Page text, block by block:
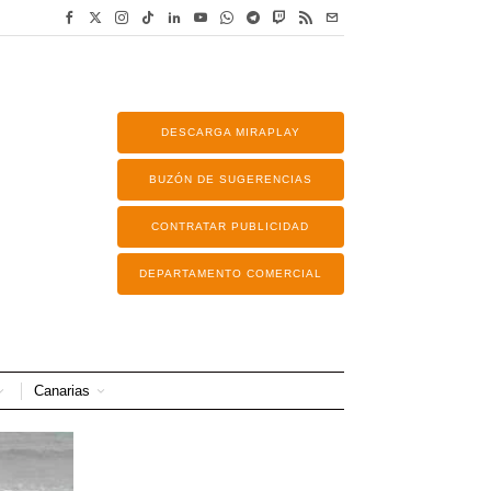
DESCARGA MIRAPLAY
BUZÓN DE SUGERENCIAS
CONTRATAR PUBLICIDAD
DEPARTAMENTO COMERCIAL
Canarias